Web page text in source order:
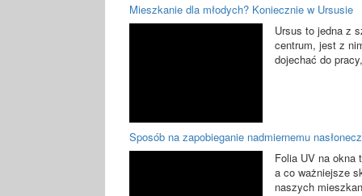
Mieszkanie dla młodych? Koniecznie w Ursusie
Ursus to jedna z
centrum, jest z
dojechać do
Sposób na zapobieganie nadmiernemu
Folia UV na okna
a co ważniejsze
naszych